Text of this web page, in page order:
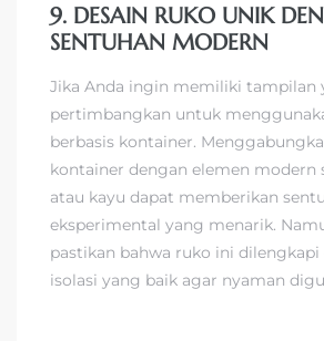
9. DESAIN RUKO UNIK
SENTUHAN MODERN
Jika Anda ingin memiliki tampilan
pertimbangkan untuk
berbasis kontainer.
kontainer dengan elemen modern
atau kayu dapat memberikan
eksperimental yang menarik.
pastikan bahwa ruko ini
isolasi yang baik agar nyaman